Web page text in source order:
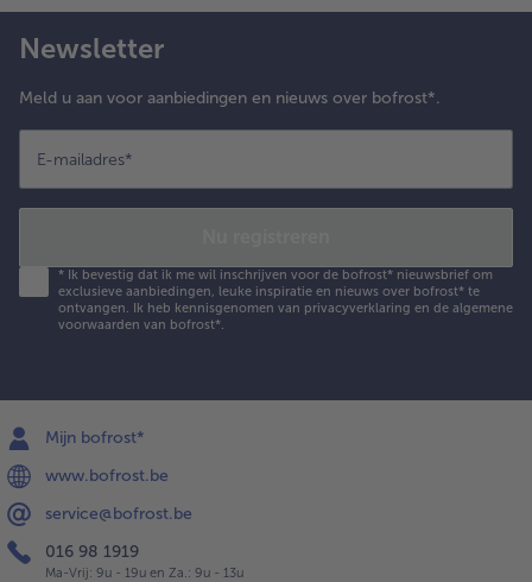
Newsletter
Meld u aan voor aanbiedingen en nieuws over bofrost*.
E-mailadres*
* Ik bevestig dat ik me wil inschrijven voor de bofrost* nieuwsbrief om
exclusieve aanbiedingen, leuke inspiratie en nieuws over bofrost* te
ontvangen. Ik heb kennisgenomen van privacyverklaring en de algemene
voorwaarden van bofrost*.
Mijn bofrost*
www.bofrost.be
service@bofrost.be
016 98 1919
Ma-Vrij: 9u - 19u en Za.: 9u - 13u